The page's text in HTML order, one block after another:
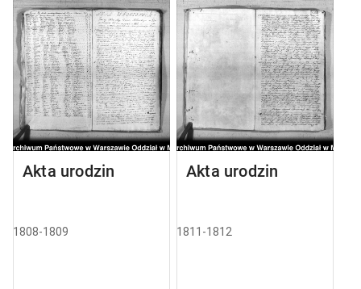
Akta urodzin
1808-1809
Akta urodzin
1811-1812